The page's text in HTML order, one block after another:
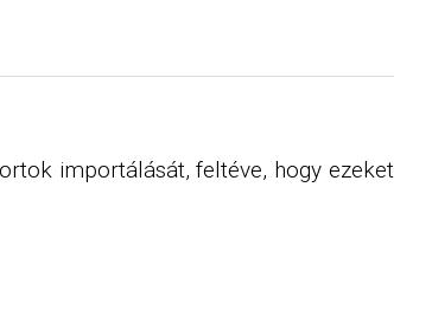
importálását, feltéve, hogy ezeket